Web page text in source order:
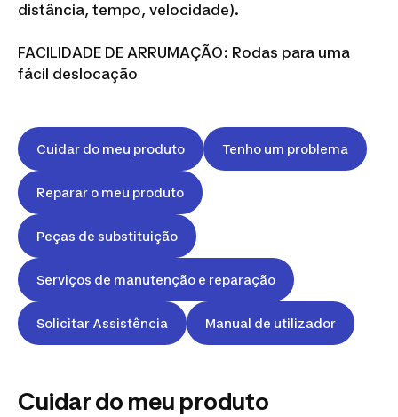
distância, tempo, velocidade).
FACILIDADE DE ARRUMAÇÃO: Rodas para uma
fácil deslocação
Cuidar do meu produto Tenho um problema
Reparar o meu produto
Peças de substituição
Serviços de manutenção e reparação
Solicitar Assistência Manual de utilizador
Cuidar do meu produto